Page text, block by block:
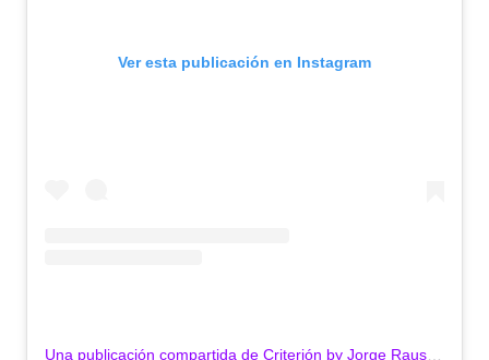
Ver esta publicación en Instagram